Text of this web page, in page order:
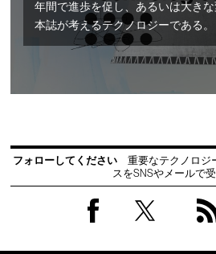
年間で進歩を促し、あるいは大き
本誌が考えるテクノロジーである。
フォローしてください
重要なテクノロジ
スをSNSやメールで